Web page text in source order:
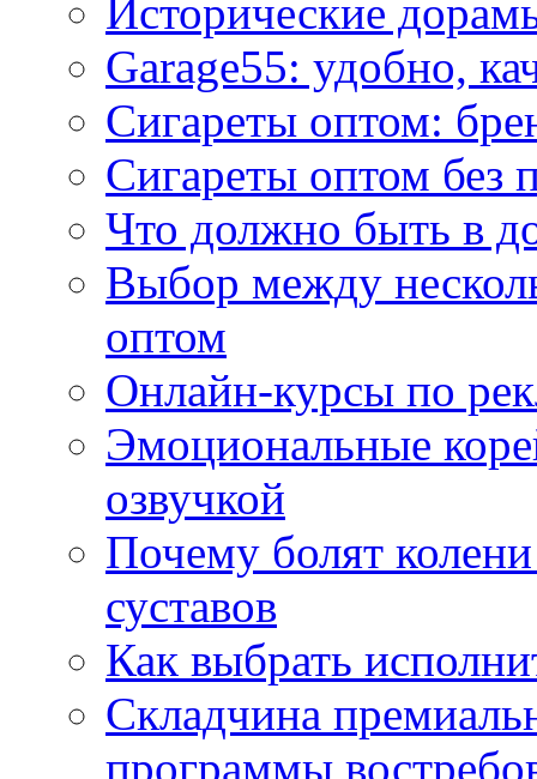
Исторические
Garage55: удобно,
Сигареты оптом:
Сигареты оптом без
Что должно быть в
Выбор между
оптом
Онлайн-курсы по
Эмоциональные
озвучкой
Почему болят
суставов
Как выбрать
Складчина
программы